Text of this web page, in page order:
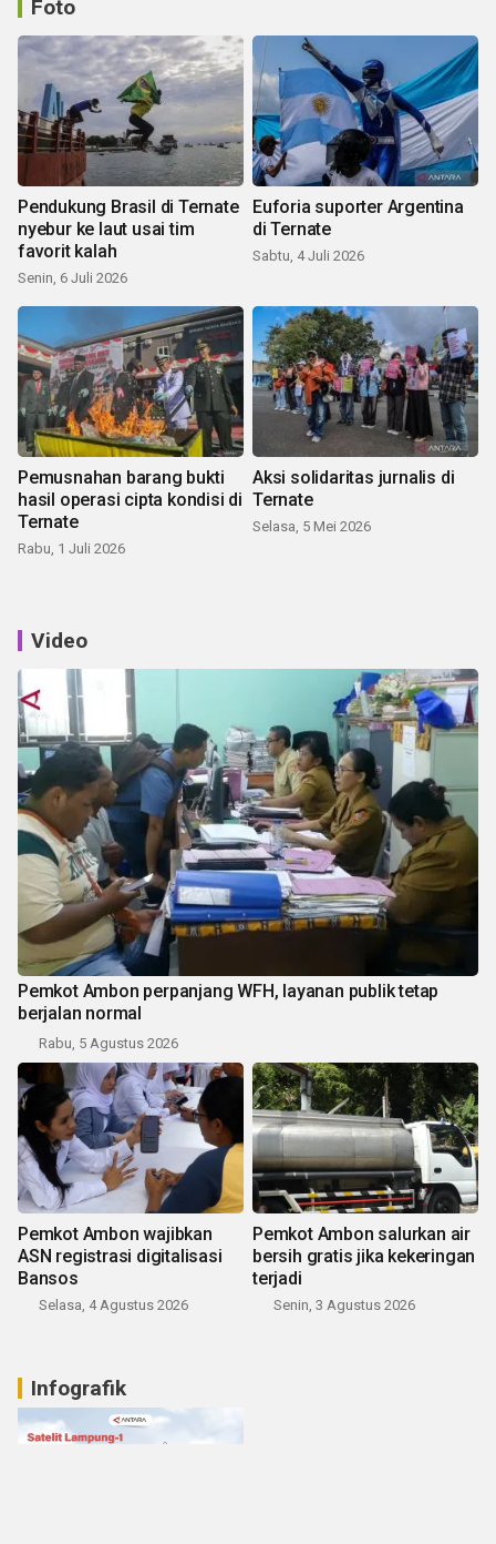
Foto
Pendukung Brasil di Ternate
nyebur ke laut usai tim
favorit kalah
Senin, 6 Juli 2026
Euforia suporter Argentina
di Ternate
Sabtu, 4 Juli 2026
Pemusnahan barang bukti
hasil operasi cipta kondisi di
Ternate
Rabu, 1 Juli 2026
Aksi solidaritas jurnalis di
Ternate
Selasa, 5 Mei 2026
Video
Pemkot Ambon perpanjang WFH, layanan publik tetap
berjalan normal
Rabu, 5 Agustus 2026
Pemkot Ambon wajibkan
ASN registrasi digitalisasi
Bansos
Selasa, 4 Agustus 2026
Pemkot Ambon salurkan air
bersih gratis jika kekeringan
terjadi
Senin, 3 Agustus 2026
Infografik